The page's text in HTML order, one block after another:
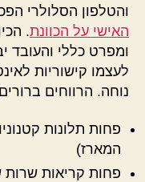
והטלפון הסלולרי
האישי על הכוונת.
ומפרט כללי והעובד
לעצמו קישוריות
נוחה. הרווחים
פחות תלונות
המארז)
פחות קריאות שרות